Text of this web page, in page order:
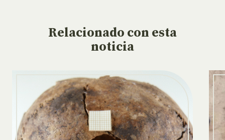
Relacionado con esta
noticia